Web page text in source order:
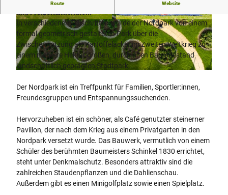
© Teutoburger Wald Tourismus, D. Ketz |
CC-BY-SA
© Teutoburger Wald Tourismus, D. Ketz
Route Website
In verschiedenen Teilschritten wurde der Nordpark von einem
formal geometrisch gestalteten Park über die
Zwischennutzung als Kartoffelacker im Zweiten Weltkrieg zu
einem mehrere Hektar großen, durch alten Baumbestand
landschaftlich geprägten Stadtpark.
Der Nordpark ist ein Treffpunkt für Familien, Sportler:innen,
Freundesgruppen und Entspannungssuchenden.
Hervorzuheben ist ein schöner, als Café genutzter steinerner
Pavillon, der nach dem Krieg aus einem Privatgarten in den
Nordpark versetzt wurde. Das Bauwerk, vermutlich von einem
Schüler des berühmten Baumeisters Schinkel 1830 errichtet,
steht unter Denkmalschutz. Besonders attraktiv sind die
zahlreichen Staudenpflanzen und die Dahlienschau.
Außerdem gibt es einen Minigolfplatz sowie einen Spielplatz.